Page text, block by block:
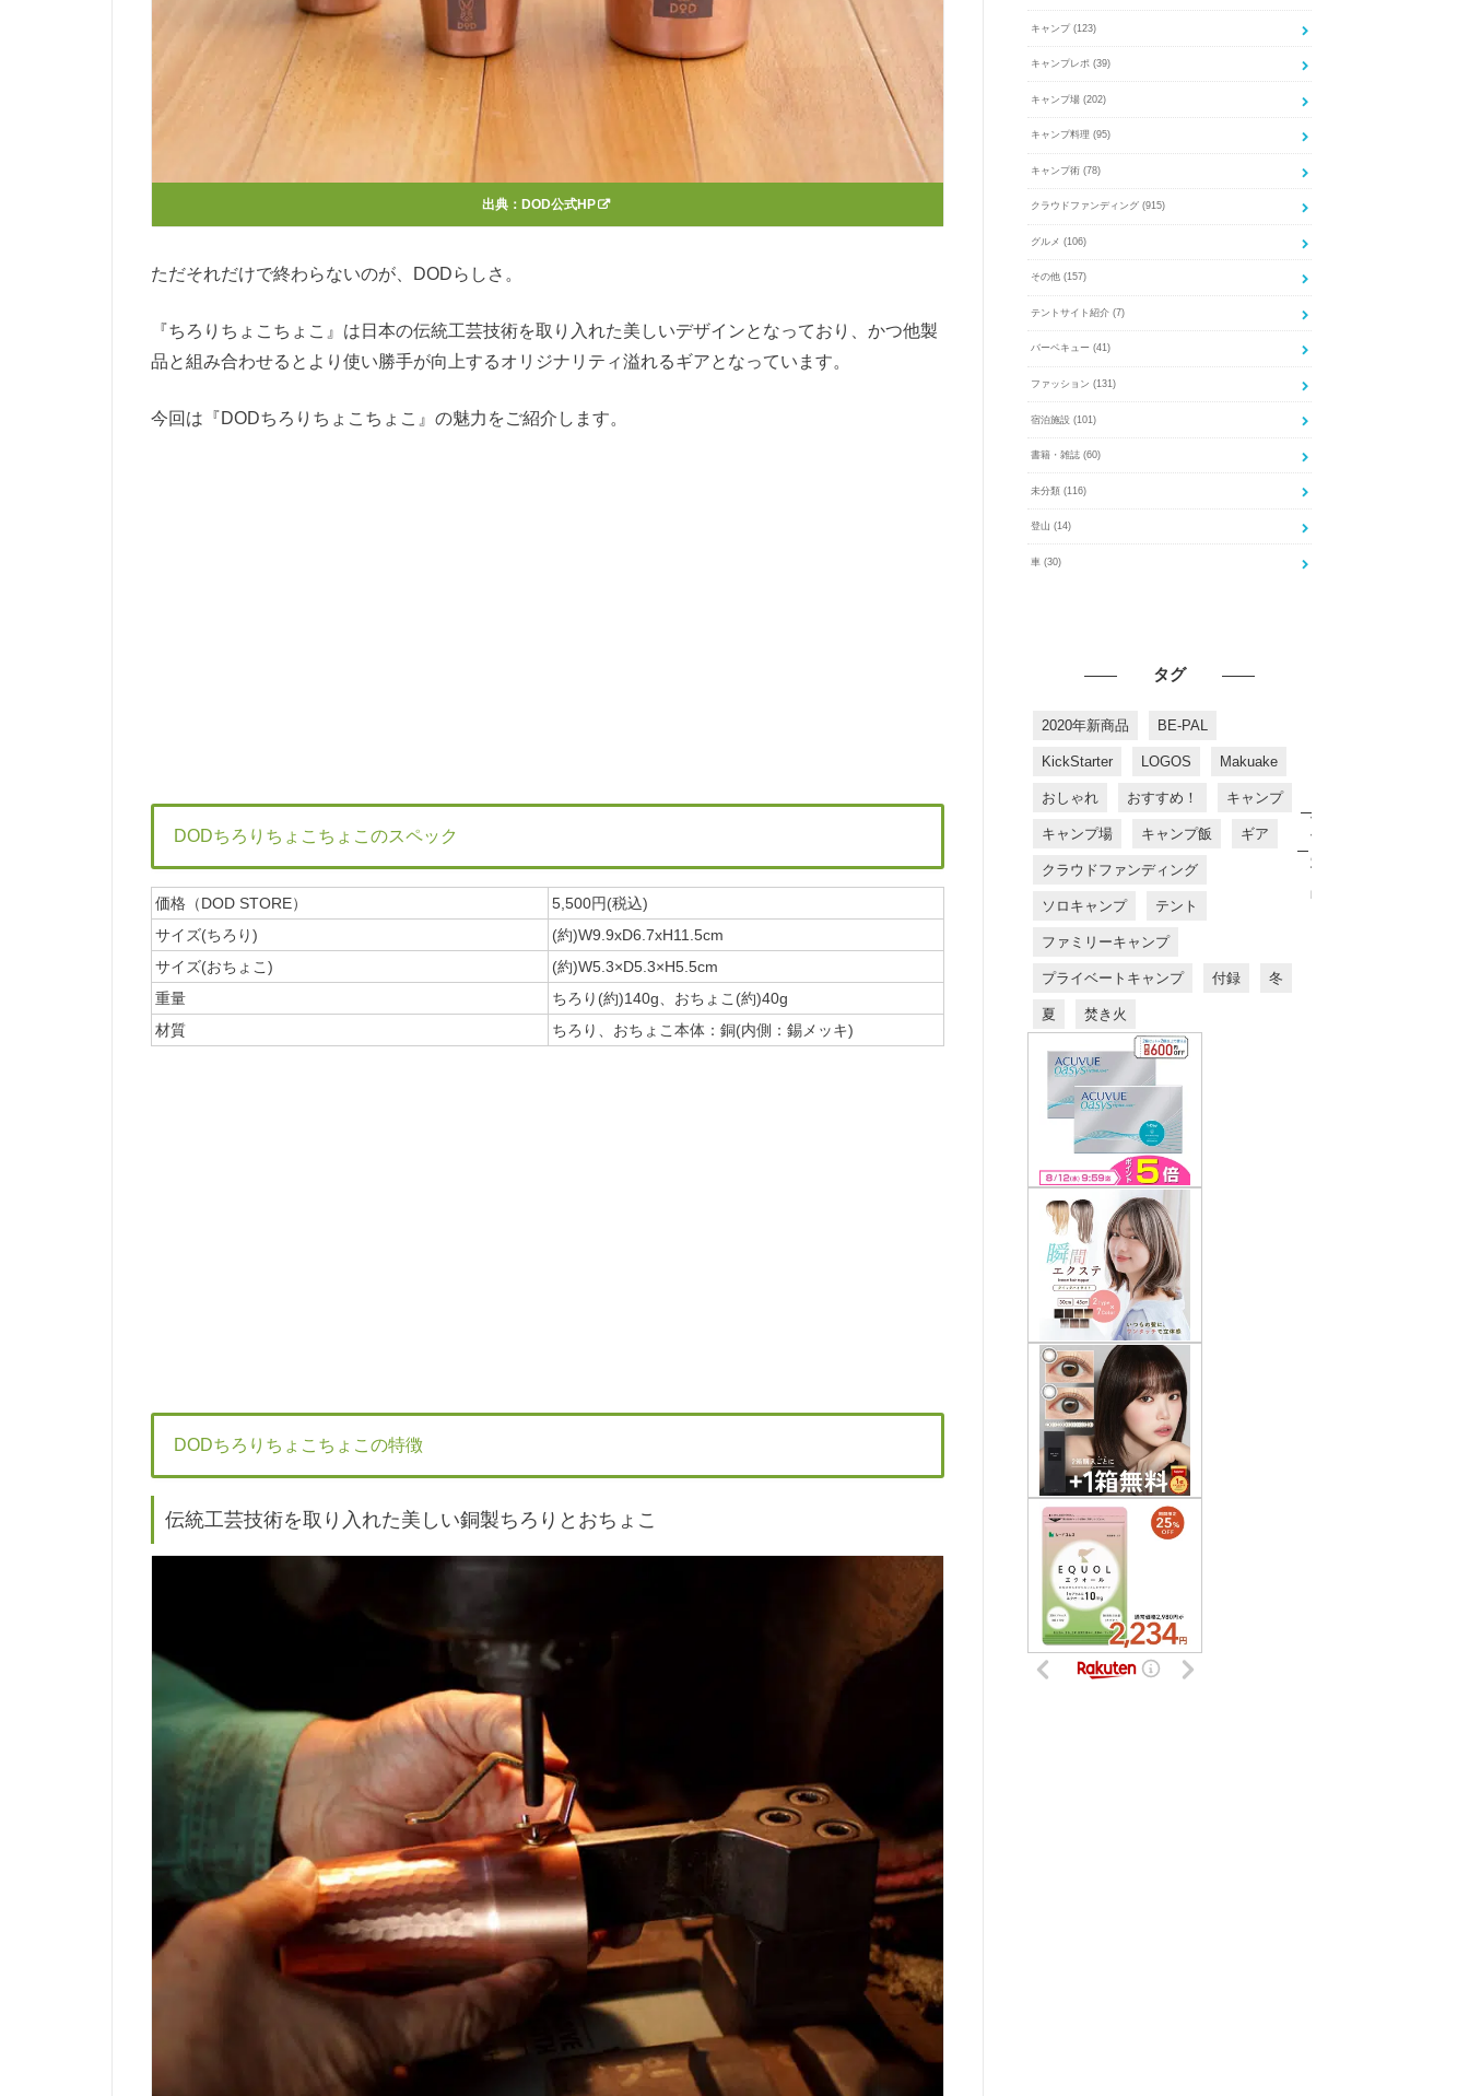
出典： DOD公式HP
ただそれだけで終わらないのが、DODらしさ。
『ちろりちょこちょこ』は日本の伝統工芸技術を取り入れた美しいデザインとなっており、かつ他製
品と組み合わせるとより使い勝手が向上するオリジナリティ溢れるギアとなっています。
今回は『DODちろりちょこちょこ』の魅力をご紹介します。
DODちろりちょこちょこのスペック
価格（DOD STORE）
5,500円(税込)
サイズ(ちろり)
(約)W9.9xD6.7xH11.5cm
サイズ(おちょこ)
(約)W5.3×D5.3×H5.5cm
重量
ちろり(約)140g、おちょこ(約)40g
材質
ちろり、おちょこ本体：銅(内側：錫メッキ)
DODちろりちょこちょこの特徴
伝統工芸技術を取り入れた美しい銅製ちろりとおちょこ
キャンプ (123)
キャンプレポ (39)
キャンプ場 (202)
キャンプ料理 (95)
キャンプ術 (78)
クラウドファンディング (915)
グルメ (106)
その他 (157)
テントサイト紹介 (7)
バーベキュー (41)
ファッション (131)
宿泊施設 (101)
書籍・雑誌 (60)
未分類 (116)
登山 (14)
車 (30)
タグ
2020年新商品 BE-PAL
KickStarter LOGOS Makuake
おしゃれ おすすめ！ キャンプ
キャンプ場 キャンプ飯 ギア
クラウドファンディング
ソロキャンプ テント
ファミリーキャンプ
プライベートキャンプ 付録 冬
夏 焚き火
す
す
め
商
品